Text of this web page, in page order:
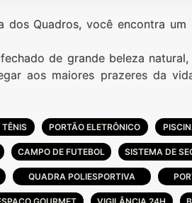
Quadros, você encontra um
de grande beleza
aos maiores prazeres da
PORTÃO ELETRÔNICO
CAMPO DE FUTEBOL SISTEMA DE
QUADRA POLIESPORTIVA